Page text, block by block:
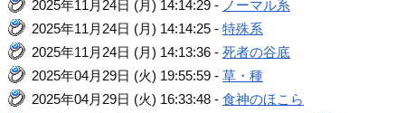
2025年11月24日 (月) 14:14:29 - ノーマル系
2025年11月24日 (月) 14:14:25 -特殊系
2025年11月24日 (月) 14:13:36 -死者の谷底
2025年04月29日 (火) 19:55:59 -草・種
2025年04月29日 (火) 16:33:48 -食神のほこら